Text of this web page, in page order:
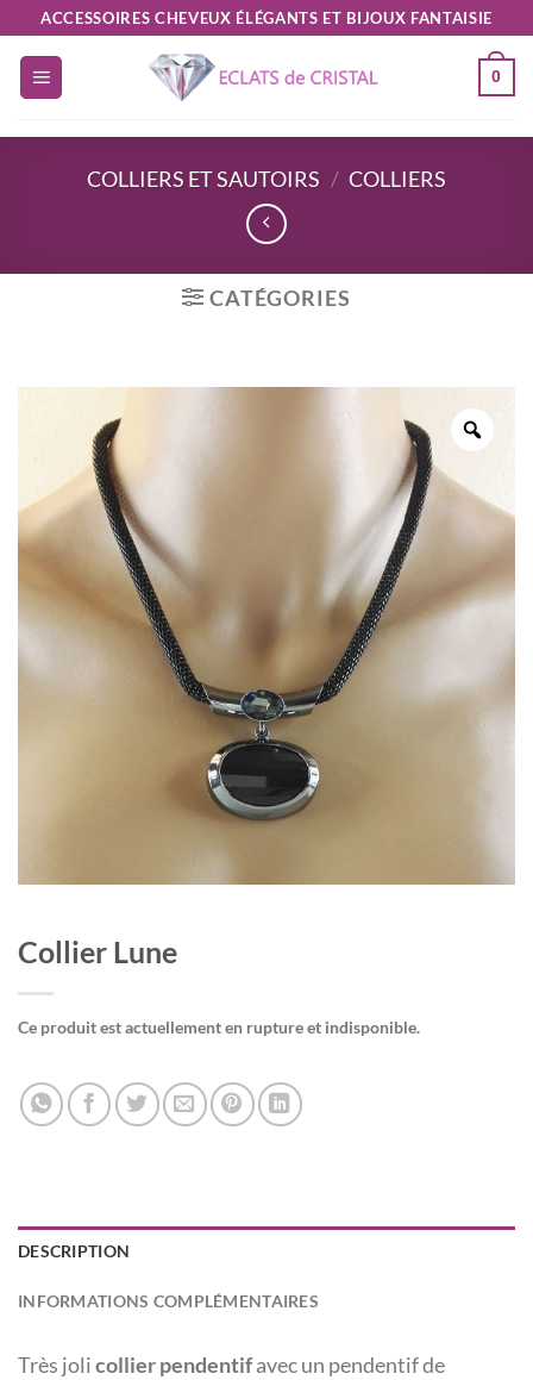
Passer
contenu
ACCESSOIRES CHEVEUX ÉLÉGANTS ET BIJOUX FANTAISIE
0
COLLIERS ET SAUTOIRS / COLLIERS
CATÉGORIES
Collier Lune
Ce produit est actuellement en rupture et indisponible.
DESCRIPTION
INFORMATIONS COMPLÉMENTAIRES
Très jolicollier pendentifavec un pendentif de